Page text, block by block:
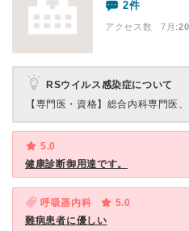
2件
アクセス数 7月:
RSウイルス感染症について
【専門医・資格】 総合内科専門医
5.0
健康診断御用達です。
呼吸器内科
5.0
難病患者に優しい